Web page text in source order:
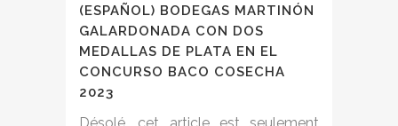
(ESPAÑOL) BODEGAS MARTINÓN
GALARDONADA CON DOS
MEDALLAS DE PLATA EN EL
CONCURSO BACO COSECHA
2023